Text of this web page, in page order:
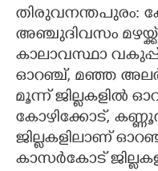
ZOOM
CONTACT US
തിരുവനന്തപുരം:
അഞ്ചുദിവസം
കാലാവസ്ഥാ വകുപ്പ്.
ഓറഞ്ച്, മഞ്ഞ
മൂന്ന് ജില്ലകളിൽ
കോഴിക്കോട്,
ജില്ലകളിലാണ്
കാസർകോട്